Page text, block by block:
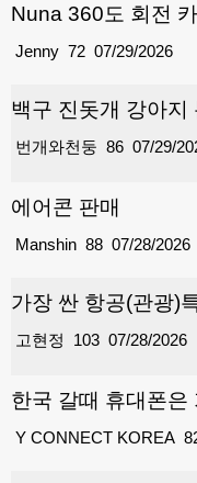
Nuna 360도 회전
72
Jenny 07/29/2026
백구 진돗개 강아지
86
번개와천둥 07/29/
에어콘 판매
88
Manshin 07/28/2026
가장 싼 항공(관광)
103
고현정 07/28/2026
한국 갈때 휴대폰은
Y CONNECT KOREA